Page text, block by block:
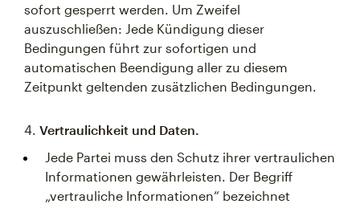
sofort gesperrt werden. Um Zweifel
auszuschließen: Jede Kündigung dieser
Bedingungen führt zur sofortigen und
automatischen Beendigung aller zu diesem
Zeitpunkt geltenden zusätzlichen Bedingungen.
4. Vertraulichkeit und Daten.
Jede Partei muss den Schutz ihrer vertraulichen
Informationen gewährleisten. Der Begriff
„vertrauliche Informationen“ bezeichnet